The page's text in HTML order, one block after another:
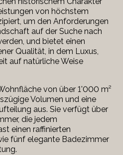
von höchstem
um den Anforderungen
auf der Suche nach
und bietet einen
Qualität, in dem Luxus,
auf natürliche Weise
von über 1'000 m²
Volumen und eine
aus. Sie verfügt über
die jedem
einen raffinierten
fünf elegante Badezimmer